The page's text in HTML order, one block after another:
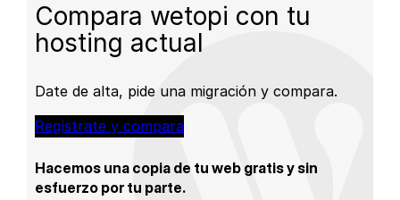
Compara wetopi con tu
hosting actual
Date de alta, pide una migración y compara.
Regístrate y compara
Hacemos una copia de tu web gratis y sin
esfuerzo por tu parte.